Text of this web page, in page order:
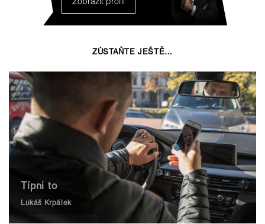
Zobrazit profil
ZŮSTAŇTE JEŠTĚ…
Típni to
Lukáš Krpálek